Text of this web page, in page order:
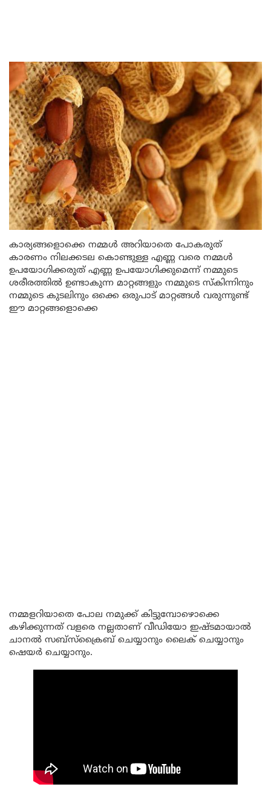
കാര്യങ്ങളൊക്കെ നമ്മൾ അറിയാതെ പോകരുത്
കാരണം നിലക്കടല കൊണ്ടുള്ള എണ്ണ വരെ നമ്മൾ
ഉപയോഗിക്കരുത് എണ്ണ ഉപയോഗിക്കുമെന്ന് നമ്മുടെ
ശരീരത്തിൽ ഉണ്ടാകുന്ന മാറ്റങ്ങളും നമ്മുടെ സ്കിന്നിനും
നമ്മുടെ കുടലിനും ഒക്കെ ഒരുപാട് മാറ്റങ്ങൾ വരുന്നുണ്ട്
ഈ മാറ്റങ്ങളൊക്കെ
നമ്മളറിയാതെ പോല നമുക്ക് കിട്ടുമ്പോഴൊക്കെ
കഴിക്കുന്നത് വളരെ നല്ലതാണ് വീഡിയോ ഇഷ്ടമായാൽ
ചാനൽ സബ്സ്ക്രൈബ് ചെയ്യാനും ലൈക് ചെയ്യാനും
ഷെയർ ചെയ്യാനും.